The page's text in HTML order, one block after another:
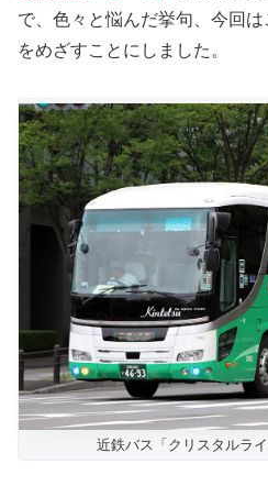
で、色々と悩んだ挙句、今回
をめざすことにしました。
近鉄バス「クリスタルラ